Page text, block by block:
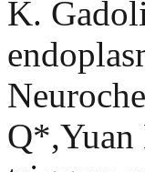
K.
Q*,Yuan